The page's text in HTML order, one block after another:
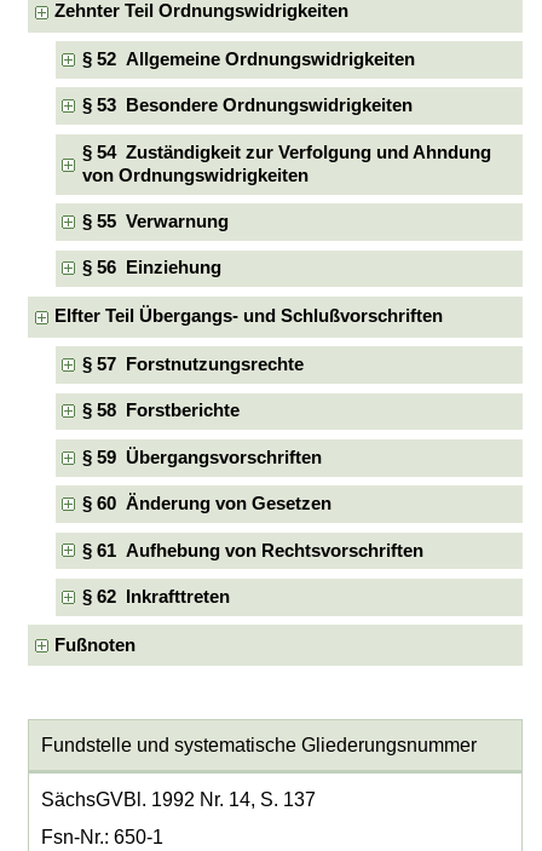
Zehnter Teil Ordnungswidrigkeiten
§ 52 Allgemeine Ordnungswidrigkeiten
§ 53 Besondere Ordnungswidrigkeiten
§ 54 Zuständigkeit zur Verfolgung und Ahndung
von Ordnungswidrigkeiten
§ 55 Verwarnung
§ 56 Einziehung
Elfter Teil Übergangs- und Schlußvorschriften
§ 57 Forstnutzungsrechte
§ 58 Forstberichte
§ 59 Übergangsvorschriften
§ 60 Änderung von Gesetzen
§ 61 Aufhebung von Rechtsvorschriften
§ 62 Inkrafttreten
Fußnoten
Fundstelle und systematische Gliederungsnummer
SächsGVBl. 1992 Nr. 14, S. 137
Fsn-Nr.: 650-1